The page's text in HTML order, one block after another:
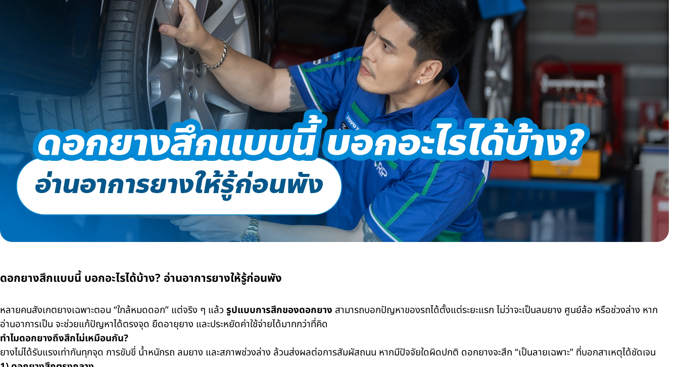
ดอกยางสึกแบบนี้ บอกอะไรได้บ้าง? อ่านอาการยางให้รู้ก่อนพัง
หลายคนสังเกตยางเฉพาะตอน “ใกล้หมดดอก” แต่จริง ๆ แล้ว รูปแบบการสึกของดอกยาง สามารถบอกปัญหาของรถได้ตั้งแต่ระยะแรก ไม่ว่าจะเป็นลมยาง ศูนย์ล้อ หรือช่วงล่าง หาก
อ่านอาการเป็น จะช่วยแก้ปัญหาได้ตรงจุด ยืดอายุยาง และประหยัดค่าใช้จ่ายได้มากกว่าที่คิด
ทำไมดอกยางถึงสึกไม่เหมือนกัน?
ยางไม่ได้รับแรงเท่ากันทุกจุด การขับขี่ น้ำหนักรถ ลมยาง และสภาพช่วงล่าง ล้วนส่งผลต่อการสัมผัสถนน หากมีปัจจัยใดผิดปกติ ดอกยางจะสึก “เป็นลายเฉพาะ” ที่บอกสาเหตุได้ชัดเจน